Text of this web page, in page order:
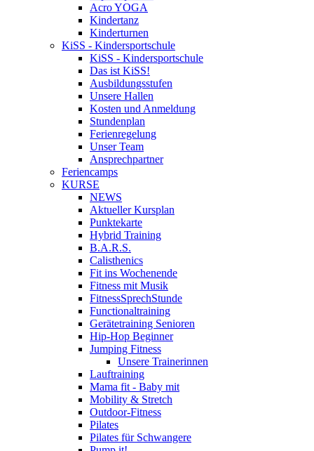
Acro YOGA
Kindertanz
Kinderturnen
KiSS - Kindersportschule
KiSS - Kindersportschule
Das ist KiSS!
Ausbildungsstufen
Unsere Hallen
Kosten und Anmeldung
Stundenplan
Ferienregelung
Unser Team
Ansprechpartner
Feriencamps
KURSE
NEWS
Aktueller Kursplan
Punktekarte
Hybrid Training
B.A.R.S.
Calisthenics
Fit ins Wochenende
Fitness mit Musik
FitnessSprechStunde
Functionaltraining
Gerätetraining Senioren
Hip-Hop Beginner
Jumping Fitness
Unsere Trainerinnen
Lauftraining
Mama fit - Baby mit
Mobility & Stretch
Outdoor-Fitness
Pilates
Pilates für Schwangere